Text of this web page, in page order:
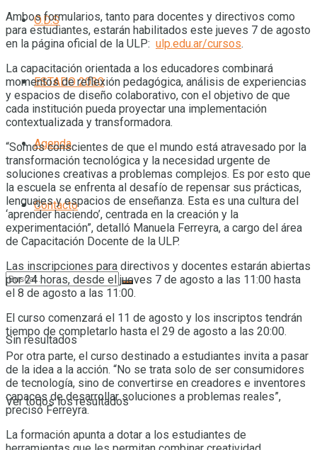
O.D.S
ESTADO 2030
Agenda
Contacto
Sin resultados
Ver todos los resultados
Ambos formularios, tanto para docentes y directivos como
para estudiantes, estarán habilitados este jueves 7 de agosto
en la página oficial de la ULP: ulp.edu.ar/cursos.
La capacitación orientada a los educadores combinará
momentos de reflexión pedagógica, análisis de experiencias
y espacios de diseño colaborativo, con el objetivo de que
cada institución pueda proyectar una implementación
contextualizada y transformadora.
“Somos conscientes de que el mundo está atravesado por la
transformación tecnológica y la necesidad urgente de
soluciones creativas a problemas complejos. Es por esto que
la escuela se enfrenta al desafío de repensar sus prácticas,
lenguajes y espacios de enseñanza. Esta es una cultura del
‘aprender haciendo’, centrada en la creación y la
experimentación”, detalló Manuela Ferreyra, a cargo del área
de Capacitación Docente de la ULP.
Las inscripciones para directivos y docentes estarán abiertas
por 24 horas, desde el jueves 7 de agosto a las 11:00 hasta
el 8 de agosto a las 11:00.
El curso comenzará el 11 de agosto y los inscriptos tendrán
tiempo de completarlo hasta el 29 de agosto a las 20:00.
Por otra parte, el curso destinado a estudiantes invita a pasar
de la idea a la acción. “No se trata solo de ser consumidores
de tecnología, sino de convertirse en creadores e inventores
capaces de desarrollar soluciones a problemas reales”,
precisó Ferreyra.
La formación apunta a dotar a los estudiantes de